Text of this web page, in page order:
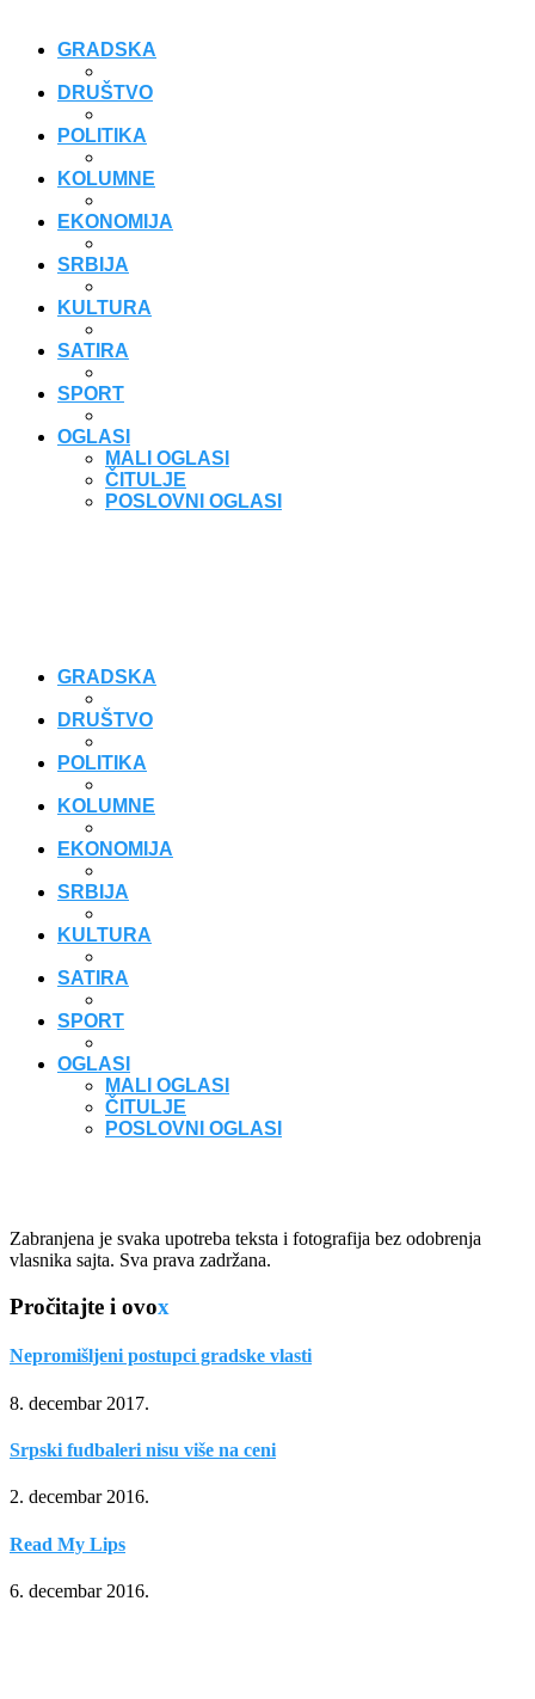
GRADSKA
DRUŠTVO
POLITIKA
KOLUMNE
EKONOMIJA
SRBIJA
KULTURA
SATIRA
SPORT
OGLASI
MALI OGLASI
ČITULJE
POSLOVNI OGLASI
GRADSKA
DRUŠTVO
POLITIKA
KOLUMNE
EKONOMIJA
SRBIJA
KULTURA
SATIRA
SPORT
OGLASI
MALI OGLASI
ČITULJE
POSLOVNI OGLASI
Zabranjena je svaka upotreba teksta i fotografija bez odobrenja
vlasnika sajta. Sva prava zadržana.
Pročitajte i ovox
Nepromišljeni postupci gradske vlasti
8. decembar 2017.
Srpski fudbaleri nisu više na ceni
2. decembar 2016.
Read My Lips
6. decembar 2016.